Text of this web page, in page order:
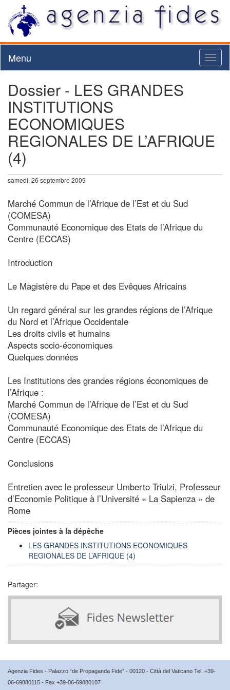
Menu
Dossier - LES GRANDES
INSTITUTIONS
ECONOMIQUES
REGIONALES DE L’AFRIQUE
(4)
samedi, 26 septembre 2009
Marché Commun de l’Afrique de l’Est et du Sud
(COMESA)
Communauté Economique des Etats de l’Afrique du
Centre (ECCAS)
Introduction
Le Magistère du Pape et des Evêques Africains
Un regard général sur les grandes régions de l’Afrique
du Nord et l’Afrique Occidentale
Les droits civils et humains
Aspects socio-économiques
Quelques données
Les Institutions des grandes régions économiques de
l’Afrique :
Marché Commun de l’Afrique de l’Est et du Sud
(COMESA)
Communauté Economique des Etats de l’Afrique du
Centre (ECCAS)
Conclusions
Entretien avec le professeur Umberto Triulzi, Professeur
d’Economie Politique à l’Université « La Sapienza » de
Rome
Pièces jointes à la dépêche
LES GRANDES INSTITUTIONS ECONOMIQUES
REGIONALES DE L’AFRIQUE (4)
Partager:
Agenzia Fides - Palazzo “de Propaganda Fide” - 00120 - Città del Vaticano Tel. +39-
06-69880115 - Fax +39-06-69880107